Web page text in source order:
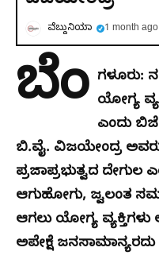
ವೆಬ್ದುನಿಯಾ 1 month ago
ಬೆಂ ಗಳೂರು:
ಯೋಗ್ಯ
ಎಂದು
ಬಿ.ವೈ. ವಿಜಯೇಂದ್ರ
ಪ್ರಜಾಪ್ರಭುತ್ವದ ದೇಗುಲ
ಆಗುಹೋಗು, ಜ್ವಲಂತ
ಆಗಲು ಯೋಗ್ಯ
ಅಪೇಕ್ಷೆ